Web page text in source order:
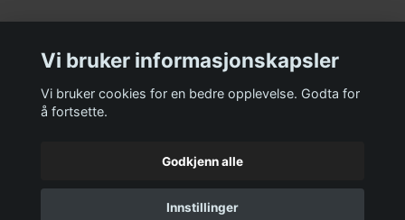
Sosiale medier
© 2026 GolfKongen
Vi bruker informasjonskapsler
Vi bruker cookies for en bedre opplevelse. Godta for
å fortsette.
Godkjenn alle
Innstillinger